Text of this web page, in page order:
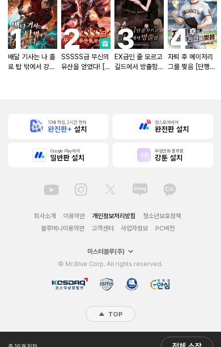
배달 기사는 나 홀
로 탑 밖에서 강해
SSSSS급 무신의
유산을 얻었다! [단
EX급인 줄 모르고
길드에서 방출함
자퇴 후 메이저리
그를 찢음 [단행
10배 적립, 2시간 먼저
완전판+ 설치
원스토어에서
완전판 설치
Google Play에서
일반판 설치
무협만화 플랫폼
강툰 설치
회사소개 이용약관 개인정보처리방침
청소년보호정책
블루머니이용약관
고객센터 사업자정보 PC버전
미스터블루(주)
© Mr.Blue Corp. All rights reserved.
TOP